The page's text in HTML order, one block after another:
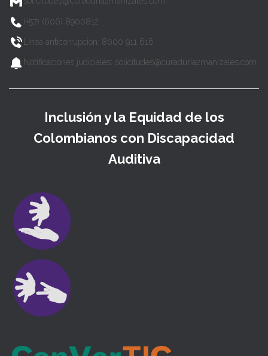
(+57) (606) 8900812
Línea anticorrupción: 8000 911 616
Notificaciones judiciales: solicitudes@curaduria2manizales.com
Inclusión y la Equidad de los
Colombianos con Discapacidad
Auditiva